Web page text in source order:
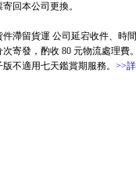
回本公司更換。
滯留貨運 公司延宕收件、時間
寄發，酌收 80 元物流處理費。
不適用七天鑑賞期服務。 >>